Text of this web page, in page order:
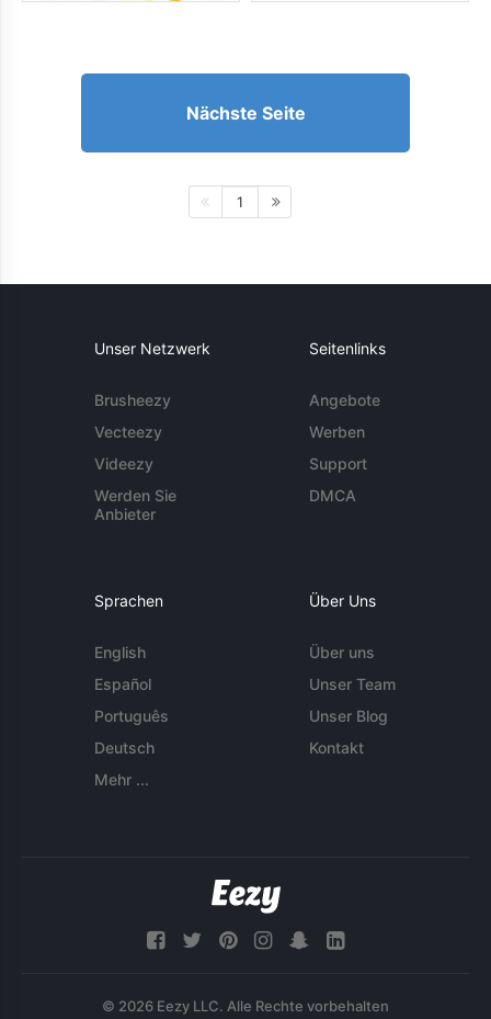
Nächste Seite
1
Unser Netzwerk
Brusheezy
Vecteezy
Videezy
Werden Sie
Anbieter
Seitenlinks
Angebote
Werben
Support
DMCA
Sprachen
English
Español
Português
Deutsch
Mehr ...
Über Uns
Über uns
Unser Team
Unser Blog
Kontakt
© 2026 Eezy LLC. Alle Rechte vorbehalten